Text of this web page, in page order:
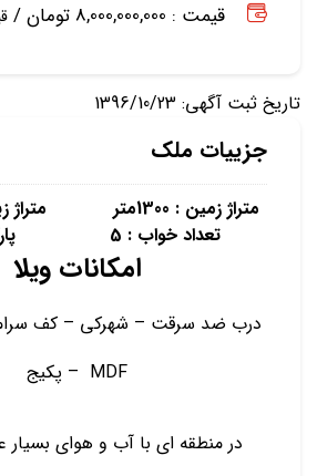
قیمت : 8,000,000,000 تومان /
تاریخ ثبت آگهی: 1396/10/23
جزییات ملک
متراژ زمین : 1300متر متراژ زیر بنا : 1100 متر
تعداد خواب : 5 پارکینگ : 5
امکانات ویلا
درب ضد سرقت – شهرکی – کف
MDF – پکیج
در منطقه ای با آب و هوای بسیار